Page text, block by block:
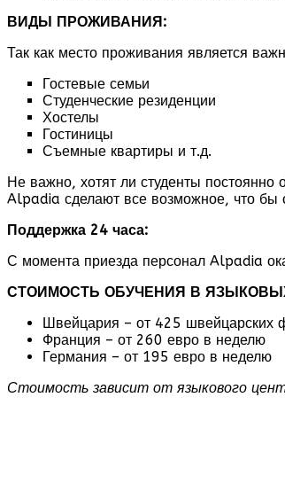
ВИДЫ ПРОЖИВАНИЯ:
Так как место проживания является
Гостевые семьи
Студенческие резиденции
Хостелы
Гостиницы
Съемные квартиры и т.д.
Не важно, хотят ли студенты
Alpadia сделают все возможное, что бы
Поддержка 24 часа:
С момента приезда персонал Alpadia
СТОИМОСТЬ ОБУЧЕНИЯ В ЯЗЫКОВЫХ
Швейцария – от 425 швейцарских
Франция – от 260 евро в неделю
Германия – от 195 евро в неделю
Стоимость зависит от языкового